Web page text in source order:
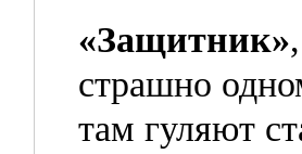
«Защитник»
страшно
там гуляют